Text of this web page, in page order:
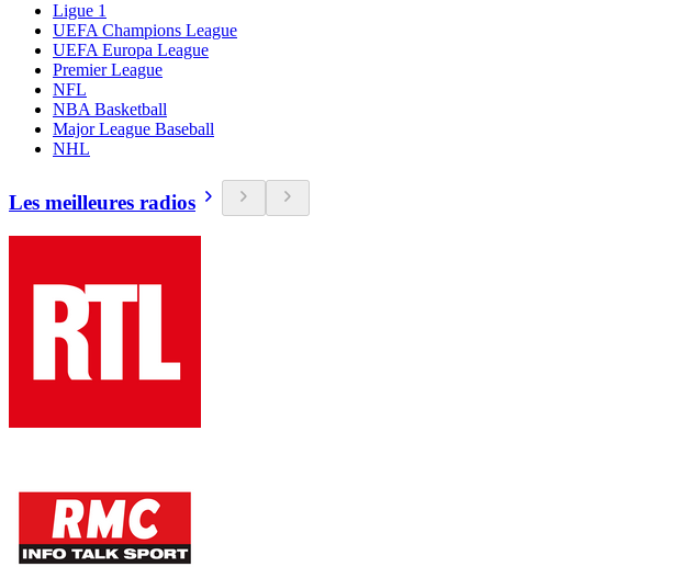
Ligue 1
UEFA Champions League
UEFA Europa League
Premier League
NFL
NBA Basketball
Major League Baseball
NHL
Les meilleures radios